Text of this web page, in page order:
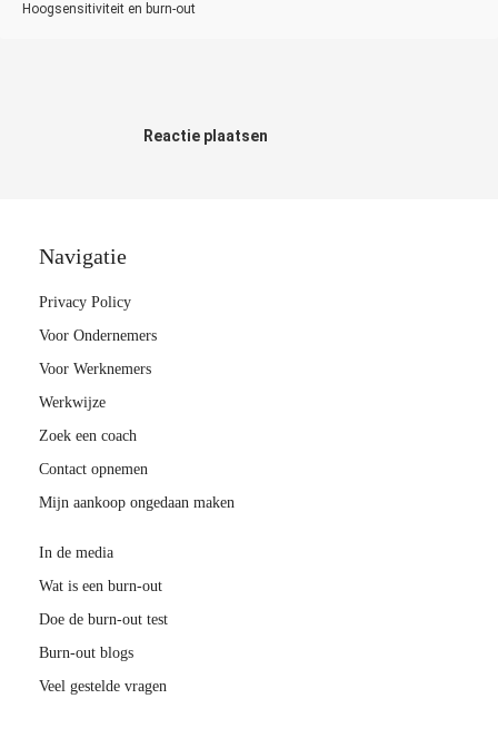
Hoogsensitiviteit en burn-out
Reactie plaatsen
Navigatie
Privacy Policy
Voor Ondernemers
Voor Werknemers
Werkwijze
Zoek een coach
Contact opnemen
Mijn aankoop ongedaan maken
In de media
Wat is een burn-out
Doe de burn-out test
Burn-out blogs
Veel gestelde vragen